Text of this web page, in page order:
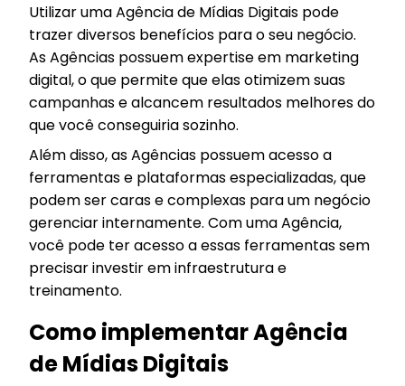
Utilizar uma Agência de Mídias Digitais pode
trazer diversos benefícios para o seu negócio.
As Agências possuem expertise em marketing
digital, o que permite que elas otimizem suas
campanhas e alcancem resultados melhores do
que você conseguiria sozinho.
Além disso, as Agências possuem acesso a
ferramentas e plataformas especializadas, que
podem ser caras e complexas para um negócio
gerenciar internamente. Com uma Agência,
você pode ter acesso a essas ferramentas sem
precisar investir em infraestrutura e
treinamento.
Como implementar Agência
de Mídias Digitais